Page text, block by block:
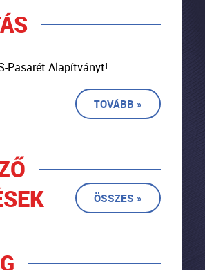
Pasarét Alapítványt!
TOVÁBB »
ÖSSZES »